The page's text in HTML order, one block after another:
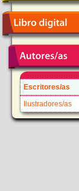
Escritores/as
Ilustradores/as